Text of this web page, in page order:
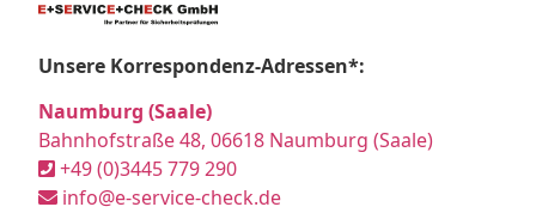
Unsere Korrespondenz-Adressen*:
Naumburg (Saale)
Bahnhofstraße 48, 06618 Naumburg (Saale)
+49 (0)3445 779 290
info@e-service-check.de